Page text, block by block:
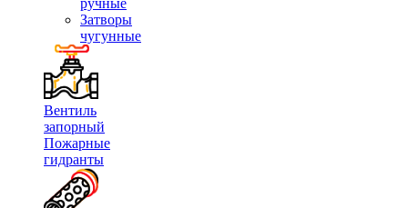
ручные
Затворы
чугунные
Вентиль
запорный
Пожарные
гидранты